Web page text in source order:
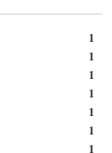
1
1
1
1
1
1
1